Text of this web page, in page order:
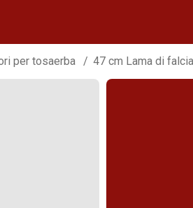
per tosaerba 47 cm Lama di